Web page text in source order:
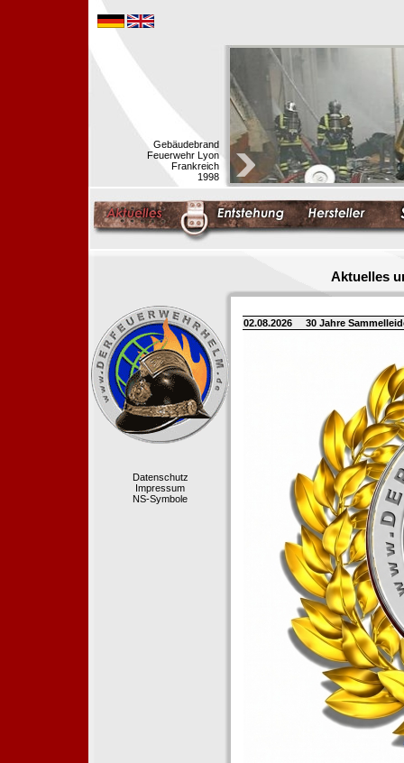
Gebäudebrand
Feuerwehr Lyon
Frankreich
1998
Aktuelles
Datenschutz
Impressum
NS-Symbole
02.08.2026 30 Jahre